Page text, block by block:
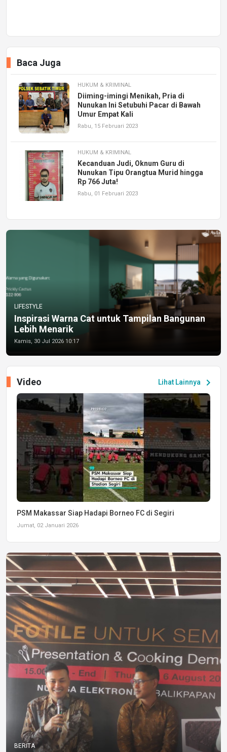
Baca Juga
HUKUM & KRIMINAL
Diiming-imingi Menikah, Pria di
Nunukan Ini Setubuhi Pacar di Bawah
Umur Empat Kali
Rabu, 15 Februari 2023
HUKUM & KRIMINAL
Kecanduan Judi, Oknum Guru di
Nunukan Tipu Orangtua Murid hingga
Rp 766 Juta!
Rabu, 01 Februari 2023
LIFESTYLE
Inspirasi Warna Cat untuk Tampilan Bangunan
Lebih Menarik
Kamis, 30 Jul 2026 10:17
Lihat Lainnya chevron_right
Video
PSM Makassar Siap Hadapi Borneo FC di Segiri
Jumat, 02 Januari 2026
BERITA